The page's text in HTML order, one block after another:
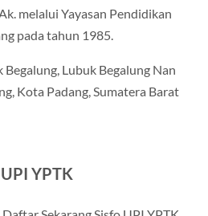
melalui Yayasan Pendidikan
pada tahun 1985.
Begalung, Lubuk Begalung Nan
Kota Padang, Sumatera Barat
YPTK